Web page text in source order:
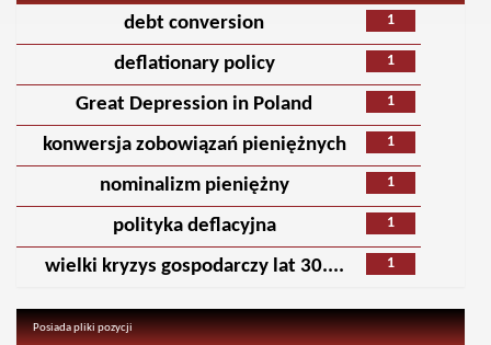
1
debt conversion
1
deflationary policy
1
Great Depression in Poland
1
konwersja zobowiązań pieniężnych
1
nominalizm pieniężny
1
polityka deflacyjna
1
wielki kryzys gospodarczy lat 30....
Posiada pliki pozycji